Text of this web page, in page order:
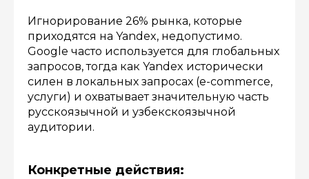
Игнорирование 26% рынка, которые
приходятся на Yandex, недопустимо.
Google часто используется для глобальных
запросов, тогда как Yandex исторически
силен в локальных запросах (e-commerce,
услуги) и охватывает значительную часть
русскоязычной и узбекскоязычной
аудитории.
Конкретные действия: